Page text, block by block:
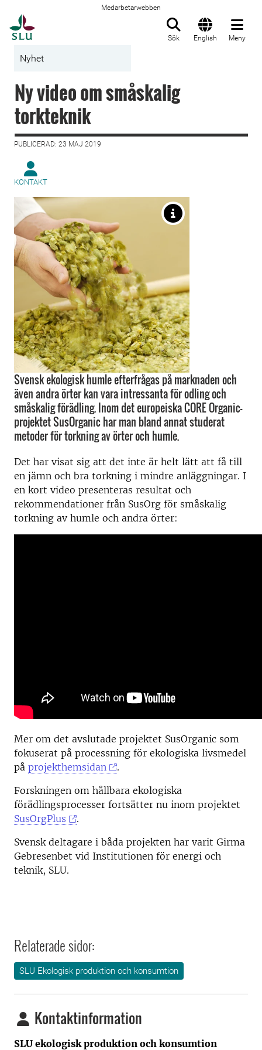
Medarbetarwebben
Sök English Meny
Nyhet
Ny video om småskalig
torkteknik
PUBLICERAD: 23 MAJ 2019
KONTAKT
Svensk ekologisk humle efterfrågas på marknaden och
även andra örter kan vara intressanta för odling och
småskalig förädling. Inom det europeiska CORE Organic-
projektet SusOrganic har man bland annat studerat
metoder för torkning av örter och humle.
Det har visat sig att det inte är helt lätt att få till
en jämn och bra torkning i mindre anläggningar. I
en kort video presenteras resultat och
rekommendationer från SusOrg för småskalig
torkning av humle och andra örter:
Mer om det avslutade projektet SusOrganic som
fokuserat på processning för ekologiska livsmedel
på projekthemsidan
.
Forskningen om hållbara ekologiska
förädlingsprocesser fortsätter nu inom projektet
SusOrgPlus
.
Svensk deltagare i båda projekten har varit Girma
Gebresenbet vid Institutionen för energi och
teknik, SLU.
Relaterade sidor:
SLU Ekologisk produktion och konsumtion
Kontaktinformation
SLU ekologisk produktion och konsumtion